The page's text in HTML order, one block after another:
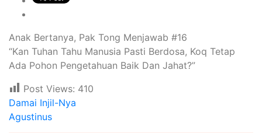
Anak Bertanya, Pak Tong Menjawab #16
“Kan Tuhan Tahu Manusia Pasti Berdosa, Koq Tetap
Ada Pohon Pengetahuan Baik Dan Jahat?”
Post Views: 410
Damai Injil-Nya
Agustinus